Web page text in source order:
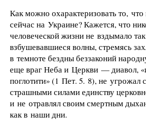
Как можно охарактеризовать то,
сейчас на Украине? Кажется, что
человеческой жизни не вздымало
взбушевавшиеся волны, стремясь
в темноте бездны беззаконий
еще враг Неба и Церкви — диавол,
поглотити» (1 Пет. 5. 8), не угрожал
страшными силами единству
и не отравлял своим смертным
как в наши дни.